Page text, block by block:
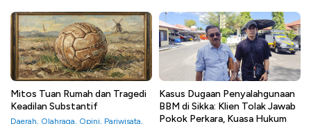
Mitos Tuan Rumah dan Tragedi
Keadilan Substantif
Daerah, Olahraga, Opini, Pariwisata,
Kasus Dugaan Penyalahgunaan
BBM di Sikka: Klien Tolak Jawab
Pokok Perkara, Kuasa Hukum